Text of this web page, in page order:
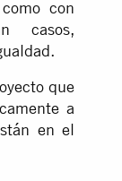
con
casos,
que
a
en el